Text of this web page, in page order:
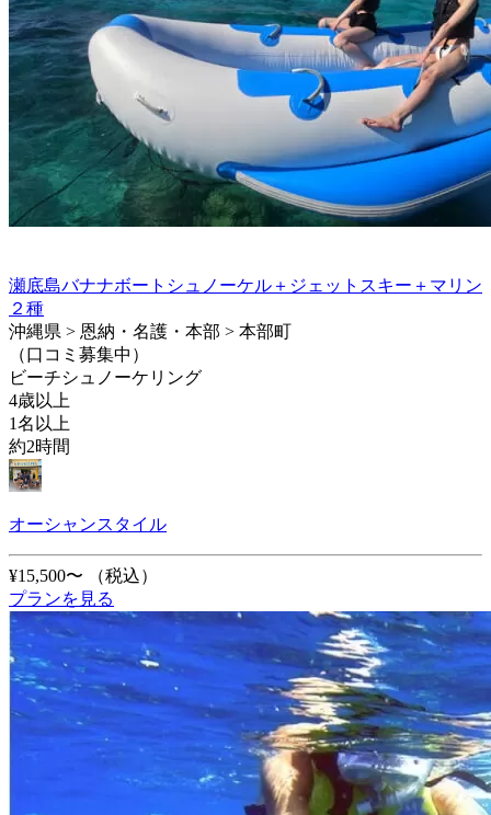
瀬底島バナナボートシュノーケル＋ジェットスキー＋マリン
２種
沖縄県 > 恩納・名護・本部 > 本部町
（口コミ募集中）
ビーチシュノーケリング
4歳以上
1名以上
約2時間
オーシャンスタイル
¥15,500〜
（税込）
プランを見る